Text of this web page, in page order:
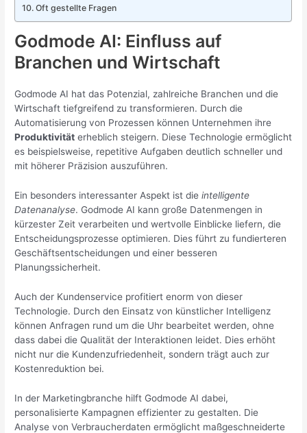
Oft gestellte Fragen
Godmode AI: Einfluss auf
Branchen und Wirtschaft
Godmode AI hat das Potenzial, zahlreiche Branchen und die
Wirtschaft tiefgreifend zu transformieren. Durch die
Automatisierung von Prozessen können Unternehmen ihre
Produktivität erheblich steigern. Diese Technologie ermöglicht
es beispielsweise, repetitive Aufgaben deutlich schneller und
mit höherer Präzision auszuführen.
Ein besonders interessanter Aspekt ist dieintelligente
Datenanalyse. Godmode AI kann große Datenmengen in
kürzester Zeit verarbeiten und wertvolle Einblicke liefern, die
Entscheidungsprozesse optimieren. Dies führt zu fundierteren
Geschäftsentscheidungen und einer besseren
Planungssicherheit.
Auch der Kundenservice profitiert enorm von dieser
Technologie. Durch den Einsatz von künstlicher Intelligenz
können Anfragen rund um die Uhr bearbeitet werden, ohne
dass dabei die Qualität der Interaktionen leidet. Dies erhöht
nicht nur die Kundenzufriedenheit, sondern trägt auch zur
Kostenreduktion bei.
In der Marketingbranche hilft Godmode AI dabei,
personalisierte Kampagnen effizienter zu gestalten. Die
Analyse von Verbraucherdaten ermöglicht maßgeschneiderte